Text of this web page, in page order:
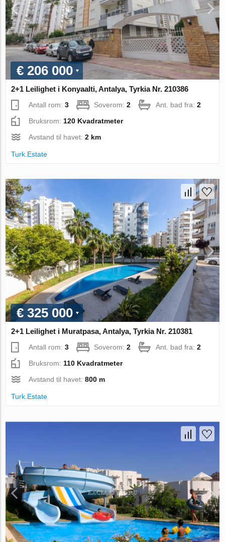
€ 206 000
2+1 Leilighet i Konyaalti, Antalya, Tyrkia Nr. 210386
Antall rom:3 Soverom:2 Ant. bad fra:2
Bruksrom: 120 Kvadratmeter
Avstand til havet:2 km
Turk.Estate
€ 325 000
2+1 Leilighet i Muratpasa, Antalya, Tyrkia Nr. 210381
Antall rom:3 Soverom:2 Ant. bad fra:2
Bruksrom: 110 Kvadratmeter
Avstand til havet:800 m
Turk.Estate